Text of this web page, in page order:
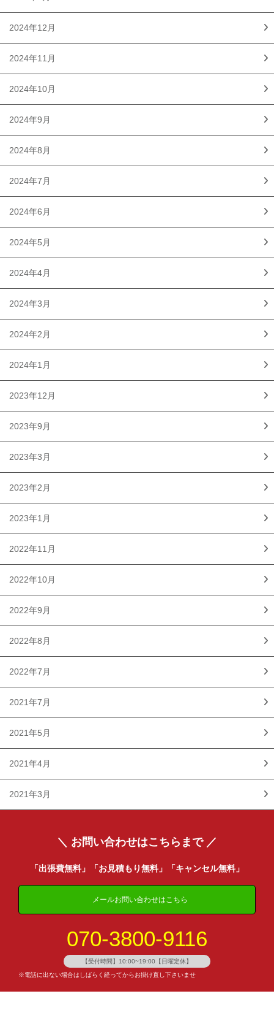
2024年12月
2024年11月
2024年10月
2024年9月
2024年8月
2024年7月
2024年6月
2024年5月
2024年4月
2024年3月
2024年2月
2024年1月
2023年12月
2023年9月
2023年3月
2023年2月
2023年1月
2022年11月
2022年10月
2022年9月
2022年8月
2022年7月
2021年7月
2021年5月
2021年4月
2021年3月
＼ お問い合わせはこちらまで ／
「出張費無料」「お見積もり無料」「キャンセル無料」
メールお問い合わせはこちら
070-3800-9116
【受付時間】10:00~19:00【日曜定休】
※電話に出ない場合はしばらく経ってからお掛け直し下さいませ